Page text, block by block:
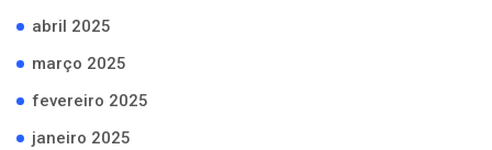
abril 2025
março 2025
fevereiro 2025
janeiro 2025